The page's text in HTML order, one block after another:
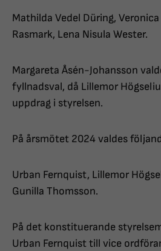
Mathilda Vedel Düring,
Rasmark, Lena Nisula Wester.
Margareta Åsén-Johansson
fyllnadsval, då Lillemor
uppdrag i styrelsen.
På årsmötet 2024 valdes
Urban Fernquist, Lillemor
Gunilla Thomsson.
På det konstituerande
Urban Fernquist till vice